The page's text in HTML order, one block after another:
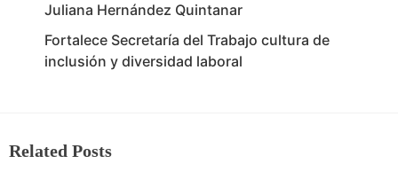
Juliana Hernández Quintanar
Fortalece Secretaría del Trabajo cultura de
inclusión y diversidad laboral
Related Posts